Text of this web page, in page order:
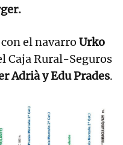
el navarro Urko
Caja Rural-Seguros
Adrià y Edu Prades.